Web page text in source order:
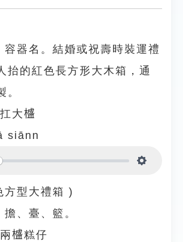
容器名。結婚或祝壽時裝運禮
抬的紅色長方形大木箱，通
。
扛大𣛮
siānn
方型大禮箱 )
擔、臺、籃。
兩𣛮糕仔